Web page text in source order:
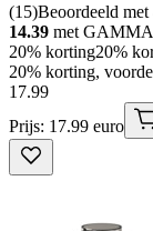
(15)Beoordeeld
14.39 met GAMMA
20% korting20%
20% korting,
17.99
Prijs: 17.99 euro